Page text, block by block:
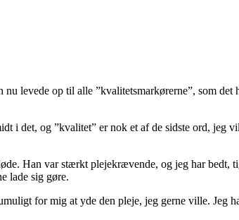
levede op til alle ”kvalitetsmarkørerne”, som det
det, og ”kvalitet” er nok et af de sidste ord, jeg
Han var stærkt plejekrævende, og jeg har
lade sig gøre.
for mig at yde den pleje, jeg gerne ville. Jeg